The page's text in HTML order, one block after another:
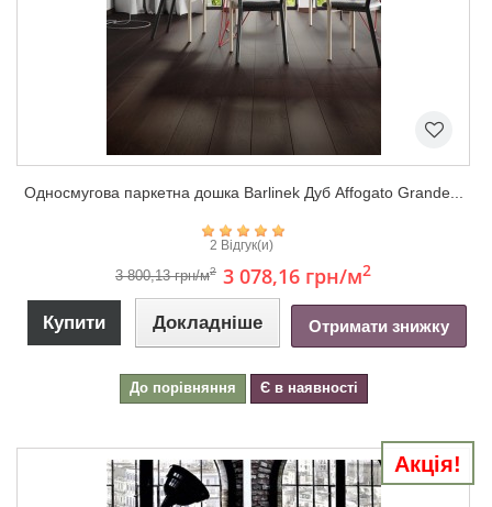
Односмугова паркетна дошка Barlinek Дуб Affogato Grande...
2 Відгук(и)
3 800,13 грн/м2 3 078,16 грн/м2
Купити Докладніше Отримати знижку
До порівняння Є в наявності
Акція!